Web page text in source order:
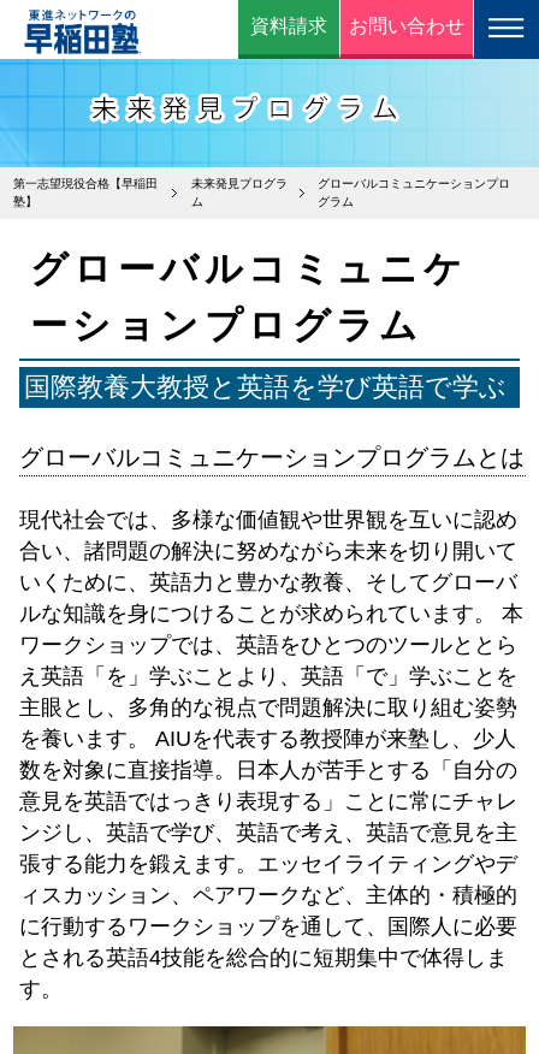
資料請求 お問い合わせ
第一志望現役合格【早稲田
塾】
未来発見プログラ
ム
グローバルコミュニケーションプロ
グラム
グローバルコミュニケ
ーションプログラム
国際教養大教授と英語を学び英語で学ぶ
グローバルコミュニケーションプログラムとは
現代社会では、多様な価値観や世界観を互いに認め
合い、諸問題の解決に努めながら未来を切り開いて
いくために、英語力と豊かな教養、そしてグローバ
ルな知識を身につけることが求められています。 本
ワークショップでは、英語をひとつのツールととら
え英語「を」学ぶことより、英語「で」学ぶことを
主眼とし、多角的な視点で問題解決に取り組む姿勢
を養います。 AIUを代表する教授陣が来塾し、少人
数を対象に直接指導。日本人が苦手とする「自分の
意見を英語ではっきり表現する」ことに常にチャレ
ンジし、英語で学び、英語で考え、英語で意見を主
張する能力を鍛えます。エッセイライティングやデ
ィスカッション、ペアワークなど、主体的・積極的
に行動するワークショップを通して、国際人に必要
とされる英語4技能を総合的に短期集中で体得しま
す。